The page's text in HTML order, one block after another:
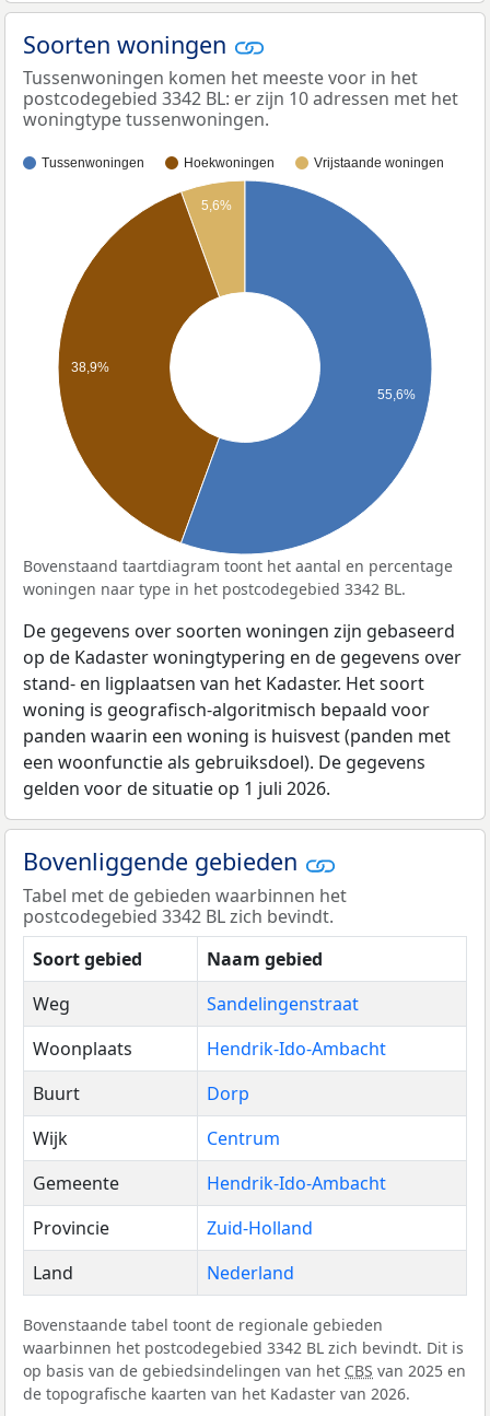
Soorten woningen
Tussenwoningen komen het meeste voor in het
postcodegebied 3342 BL: er zijn 10 adressen met het
woningtype tussenwoningen.
Tussenwoningen Hoekwoningen Vrijstaande woningen
5,6%
38,9%
55,6%
Bovenstaand taartdiagram toont het aantal en percentage
woningen naar type in het postcodegebied 3342 BL.
De gegevens over soorten woningen zijn gebaseerd
op de Kadaster woningtypering en de gegevens over
stand- en ligplaatsen van het Kadaster. Het soort
woning is geografisch-algoritmisch bepaald voor
panden waarin een woning is huisvest (panden met
een woonfunctie als gebruiksdoel). De gegevens
gelden voor de situatie op 1 juli 2026.
Bovenliggende gebieden
Tabel met de gebieden waarbinnen het
postcodegebied 3342 BL zich bevindt.
Soort gebied
Naam gebied
Weg
Sandelingenstraat
Woonplaats
Hendrik-Ido-Ambacht
Buurt
Dorp
Wijk
Centrum
Gemeente
Hendrik-Ido-Ambacht
Provincie
Zuid-Holland
Land
Nederland
Bovenstaande tabel toont de regionale gebieden
waarbinnen het postcodegebied 3342 BL zich bevindt. Dit is
op basis van de gebiedsindelingen van het CBS van 2025 en
de topografische kaarten van het Kadaster van 2026.